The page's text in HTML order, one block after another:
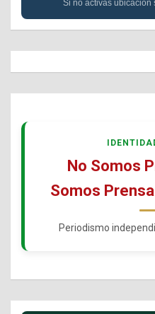
Si no activas ubicación
No Somos
Somos
Periodismo